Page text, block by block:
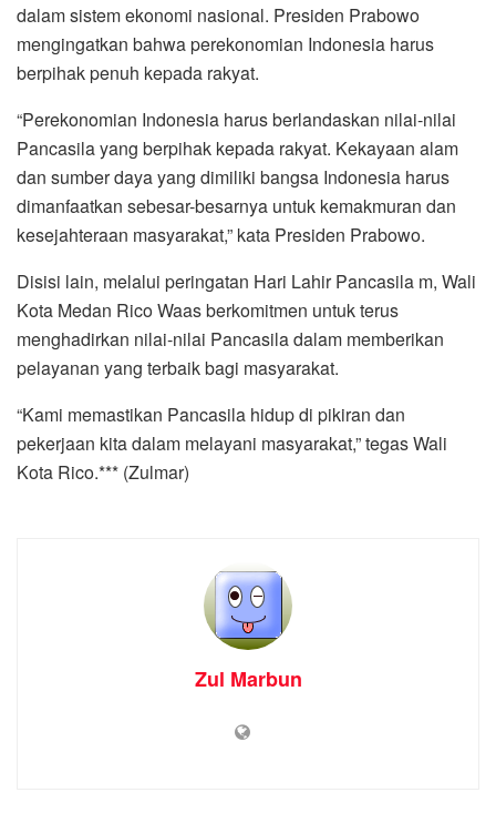
dalam sistem ekonomi nasional. Presiden Prabowo
mengingatkan bahwa perekonomian Indonesia harus
berpihak penuh kepada rakyat.
“Perekonomian Indonesia harus berlandaskan nilai-nilai
Pancasila yang berpihak kepada rakyat. Kekayaan alam
dan sumber daya yang dimiliki bangsa Indonesia harus
dimanfaatkan sebesar-besarnya untuk kemakmuran dan
kesejahteraan masyarakat,” kata Presiden Prabowo.
Disisi lain, melalui peringatan Hari Lahir Pancasila m, Wali
Kota Medan Rico Waas berkomitmen untuk terus
menghadirkan nilai-nilai Pancasila dalam memberikan
pelayanan yang terbaik bagi masyarakat.
“Kami memastikan Pancasila hidup di pikiran dan
pekerjaan kita dalam melayani masyarakat,” tegas Wali
Kota Rico.*** (Zulmar)
Zul Marbun